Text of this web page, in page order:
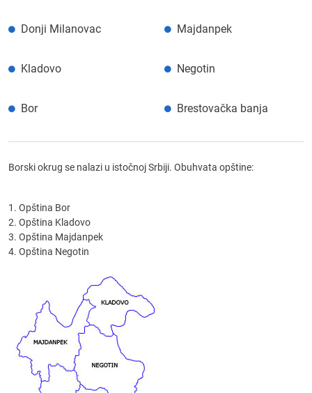
Donji Milanovac Majdanpek
Kladovo Negotin
Bor Brestovačka banja
Borski okrug se nalazi u istočnoj Srbiji. Obuhvata opštine:
1. Opština Bor
2. Opština Kladovo
3. Opština Majdanpek
4. Opština Negotin